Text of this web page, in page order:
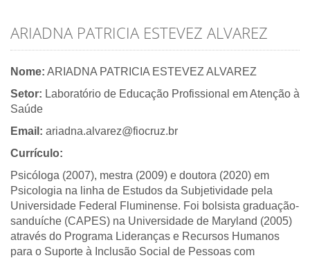
ARIADNA PATRICIA ESTEVEZ ALVAREZ
Nome: ARIADNA PATRICIA ESTEVEZ ALVAREZ
Setor: Laboratório de Educação Profissional em Atenção à
Saúde
Email: ariadna.alvarez@fiocruz.br
Currículo:
Psicóloga (2007), mestra (2009) e doutora (2020) em
Psicologia na linha de Estudos da Subjetividade pela
Universidade Federal Fluminense. Foi bolsista graduação-
sanduíche (CAPES) na Universidade de Maryland (2005)
através do Programa Lideranças e Recursos Humanos
para o Suporte à Inclusão Social de Pessoas com